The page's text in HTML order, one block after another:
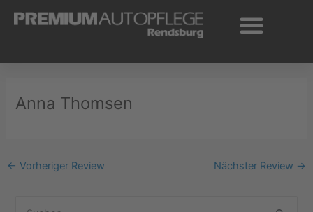
Inhalt
Anna Thomsen
← Vorheriger Review Nächster Review →